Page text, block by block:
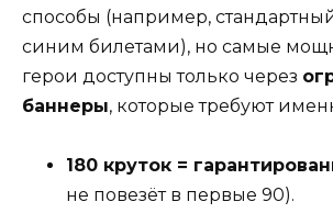
способы (например,
синим билетами), но самые
герои доступны только через
баннеры, которые требуют
180 круток =
не повезёт в первые 90).